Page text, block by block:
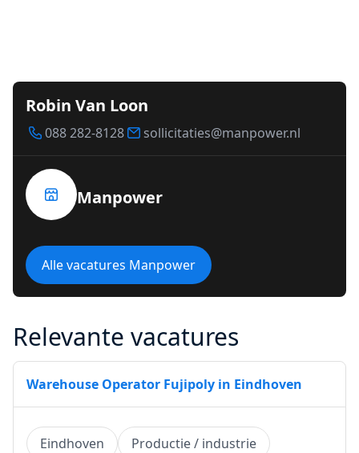
Robin Van Loon
088 282-8128 sollicitaties@manpower.nl
Manpower
Alle vacatures Manpower
Relevante vacatures
Warehouse Operator Fujipoly in Eindhoven
Eindhoven
Productie / industrie